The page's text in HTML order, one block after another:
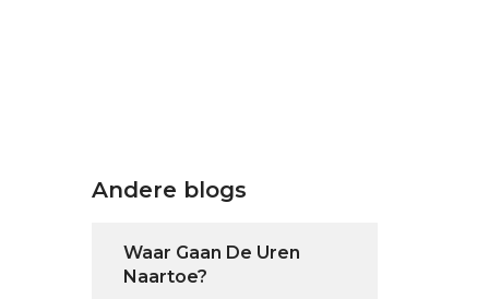
Andere blogs
Waar Gaan De Uren
Naartoe?